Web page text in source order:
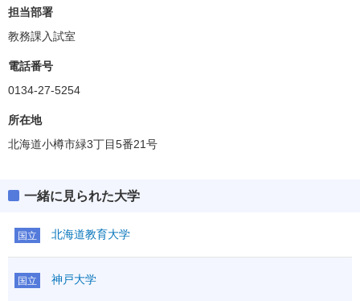
担当部署
教務課入試室
電話番号
0134-27-5254
所在地
北海道小樽市緑3丁目5番21号
一緒に見られた大学
国立 北海道教育大学
国立 神戸大学